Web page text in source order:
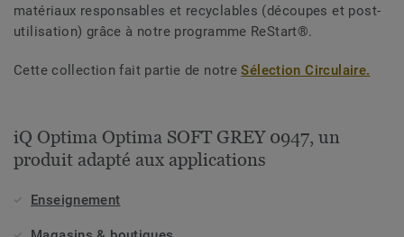
matériaux responsables et recyclables (découpes et post-
utilisation) grâce à notre programme ReStart®.
Cette collection fait partie de notreSélection Circulaire.
iQ Optima Optima SOFT GREY 0947, un
produit adapté aux applications
Enseignement